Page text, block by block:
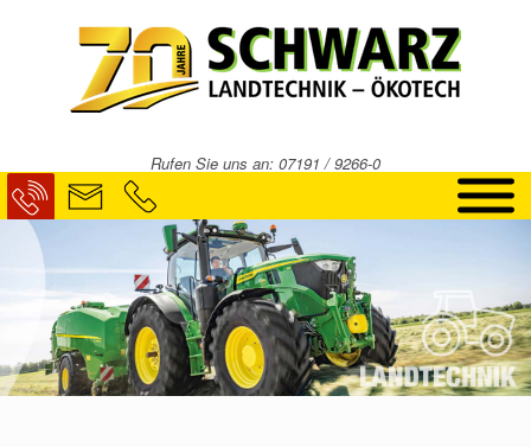
Rufen Sie uns an: 07191 / 9266-0